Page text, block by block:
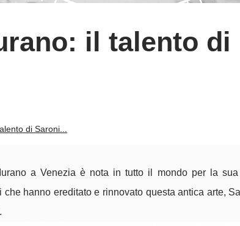
il talento di
di Saroni...
a Venezia è nota in tutto il mondo per la sua
hanno ereditato e rinnovato questa antica arte,